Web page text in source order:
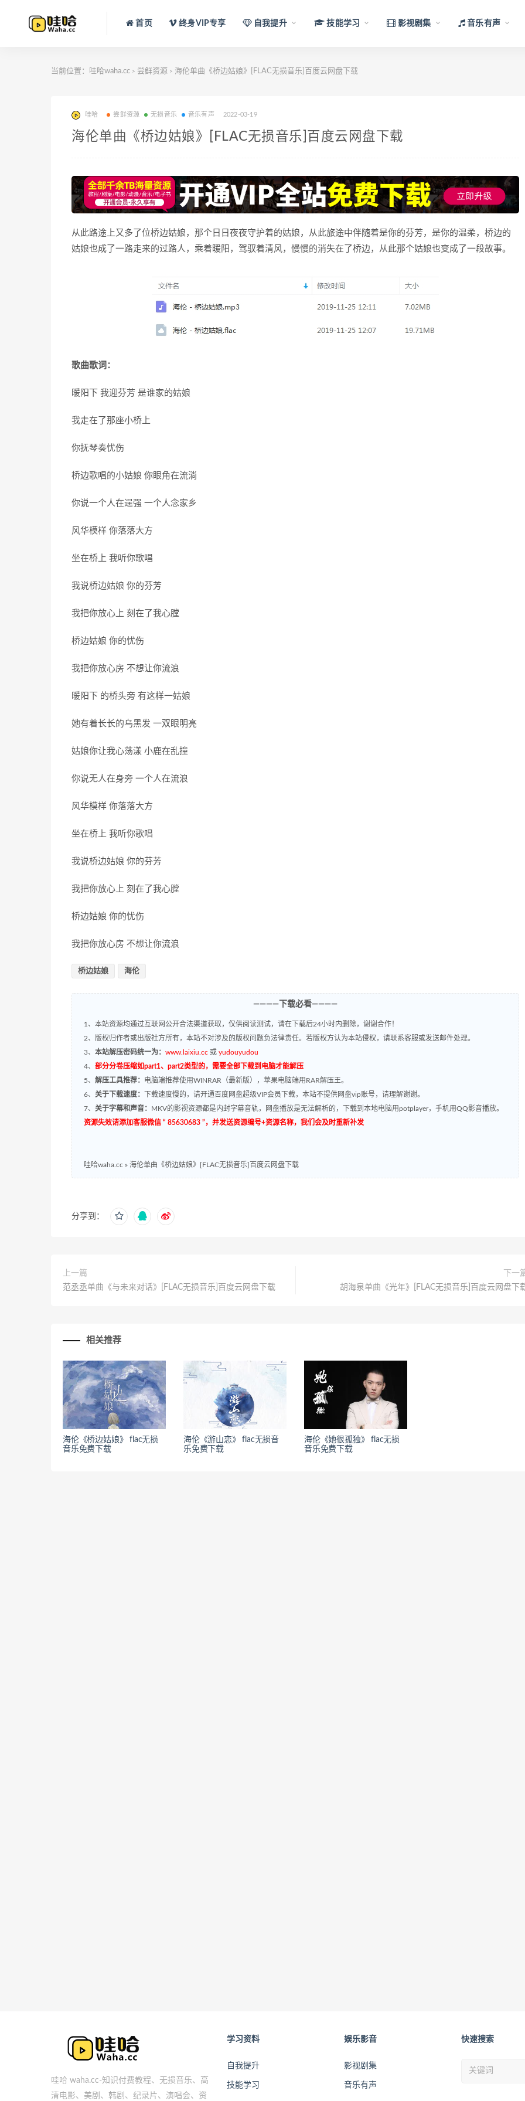
首页 终身VIP专享 自我提升 技能学习 影视剧集 音乐有声
当前位置： 哇哈waha.cc > 尝鲜资源 > 海伦单曲《桥边姑娘》[FLAC无损音乐]百度云网盘下载
哇哈 尝鲜资源 无损音乐 音乐有声 2022-03-19
海伦单曲《桥边姑娘》[FLAC无损音乐]百度云网盘下载
从此路途上又多了位桥边姑娘，那个日日夜夜守护着的姑娘，从此旅途中伴随着是你的芬芳，是你的温柔，桥边的
姑娘也成了一路走来的过路人，乘着暖阳，驾驭着清风，慢慢的消失在了桥边，从此那个姑娘也变成了一段故事。
歌曲歌词：
暖阳下 我迎芬芳 是谁家的姑娘
我走在了那座小桥上
你抚琴奏忧伤
桥边歌唱的小姑娘 你眼角在流淌
你说一个人在逞强 一个人念家乡
风华模样 你落落大方
坐在桥上 我听你歌唱
我说桥边姑娘 你的芬芳
我把你放心上 刻在了我心膛
桥边姑娘 你的忧伤
我把你放心房 不想让你流浪
暖阳下 的桥头旁 有这样一姑娘
她有着长长的乌黑发 一双眼明亮
姑娘你让我心荡漾 小鹿在乱撞
你说无人在身旁 一个人在流浪
风华模样 你落落大方
坐在桥上 我听你歌唱
我说桥边姑娘 你的芬芳
我把你放心上 刻在了我心膛
桥边姑娘 你的忧伤
我把你放心房 不想让你流浪
桥边姑娘 海伦
————下载必看————
1、本站资源均通过互联网公开合法渠道获取，仅供阅读测试，请在下载后24小时内删除，谢谢合作！
2、版权归作者或出版社方所有，本站不对涉及的版权问题负法律责任。若版权方认为本站侵权，请联系客服或发送邮件处理。
3、 本站解压密码统一为： www.laixiu.cc 或 yudouyudou
4、 部分分卷压缩如part1、part2类型的，需要全部下载到电脑才能解压
5、 解压工具推荐： 电脑端推荐使用WINRAR（最新版），苹果电脑端用RAR解压王。
6、 关于下载速度：
下载速度慢的，请开通百度网盘超级VIP会员下载，本站不提供网盘vip账号，请理解谢谢。
7、 关于字幕和声音： MKV的影视资源都是内封字幕音轨，网盘播放是无法解析的，下载到本地电脑用potplayer，手机用QQ影音播放。
资源失效请添加客服微信 “ 85630683 ”，并发送资源编号+资源名称，我们会及时重新补发
哇哈waha.cc » 海伦单曲《桥边姑娘》[FLAC无损音乐]百度云网盘下载
分享到：
上一篇
范丞丞单曲《与未来对话》[FLAC无损音乐]百度云网盘下载
下一
胡海泉单曲《光年》[FLAC无损音乐]百度云网盘下
相关推荐
海伦《桥边姑娘》 flac无损
音乐免费下载
海伦《游山恋》 flac无损音
乐免费下载
海伦《她很孤独》 flac无损
音乐免费下载
哇哈 waha.cc-知识付费教程、无损音乐、高
清电影、美剧、韩剧、纪录片、演唱会、资
学习资料
自我提升
技能学习
娱乐影音
影视剧集
音乐有声
快速搜索